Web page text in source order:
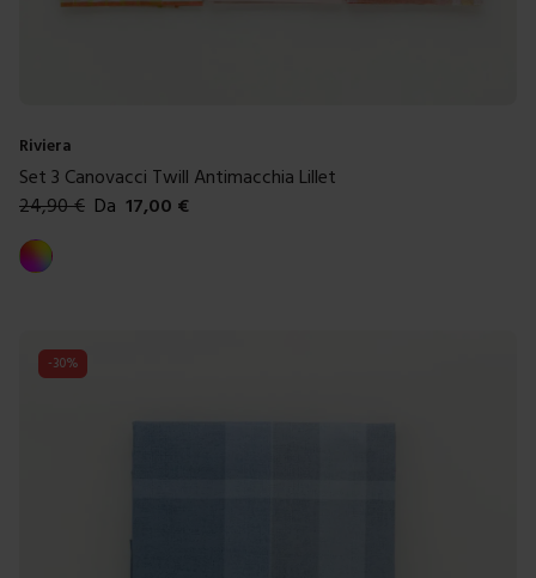
Riviera
Set 3 Canovacci Twill Antimacchia Lillet
24,90€ Da 17,00 €
Colori disponibili
Multicolore
-30%